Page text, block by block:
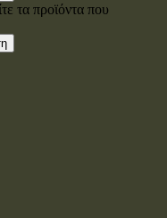
τα προϊόντα που